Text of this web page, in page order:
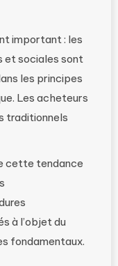
important : les
et sociales sont
les principes
Les acheteurs
traditionnels
cette tendance
à l’objet du
fondamentaux.